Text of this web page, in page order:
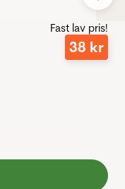
Fast lav pris!
38 kr